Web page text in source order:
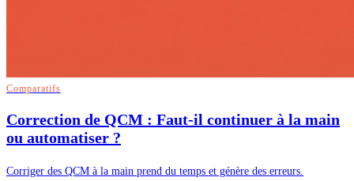
Comparatifs
Correction de QCM : Faut-il continuer à la main
ou automatiser ?
Corriger des QCM à la main prend du temps et génère des erreurs.